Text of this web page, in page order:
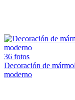
36 fotos
Decoración de
moderno